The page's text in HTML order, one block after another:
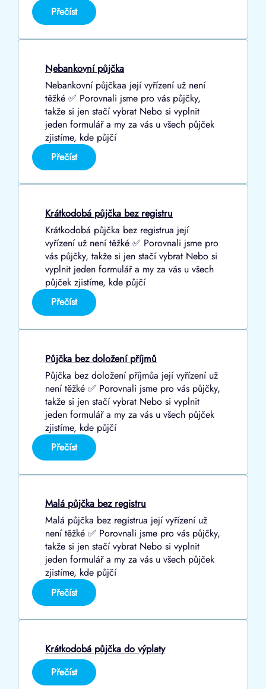
Přečíst:
Mikro
půjčka
registru
Nebankovní půjčka
Nebankovní půjčkaa její vyřízení už není
těžké ✅ Porovnali jsme pro vás půjčky,
takže si jen stačí vybrat Nebo si vyplnit
jeden formulář a my za vás u všech půjček
zjistíme, kde půjčí
Přečíst:
Nebankovní
půjčka
Krátkodobá půjčka bez registru
Krátkodobá půjčka bez registrua její
vyřízení už není těžké ✅ Porovnali jsme pro
vás půjčky, takže si jen stačí vybrat Nebo si
vyplnit jeden formulář a my za vás u všech
půjček zjistíme, kde půjčí
Přečíst:
Krátkodobá
půjčka
registru
Půjčka bez doložení příjmů
Půjčka bez doložení příjmůa její vyřízení už
není těžké ✅ Porovnali jsme pro vás půjčky,
takže si jen stačí vybrat Nebo si vyplnit
jeden formulář a my za vás u všech půjček
zjistíme, kde půjčí
Přečíst:
Půjčka
bez
příjmů
Malá půjčka bez registru
Malá půjčka bez registrua její vyřízení už
není těžké ✅ Porovnali jsme pro vás půjčky,
takže si jen stačí vybrat Nebo si vyplnit
jeden formulář a my za vás u všech půjček
zjistíme, kde půjčí
Přečíst:
Malá
půjčka
registru
Krátkodobá půjčka do výplaty
Přečíst:
Krátkodobá